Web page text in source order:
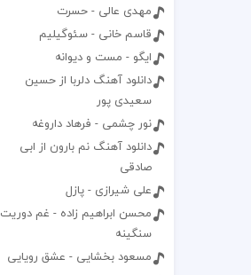
مهدی عالی - حسرت
قاسم خانی - سئوگیلیم
ایگو - مست و دیوانه
دانلود آهنگ دلربا از حسین
سعیدی پور
نور چشمی - فرهاد داروغه
دانلود آهنگ نم بارون از ابی
صادقی
علی شیرازی - پازل
محسن ابراهیم زاده - غم دوریت
سنگینه
مسعود بخشایی - عشق رویایی